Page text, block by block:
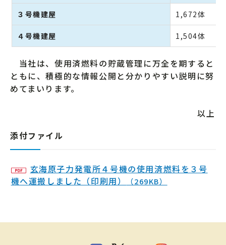
３号機建屋 1,672体
４号機建屋 1,504体
当社は、使用済燃料の貯蔵管理に万全を期すると
ともに、積極的な情報公開と分かりやすい説明に努
めてまいります。
以上
添付ファイル
玄海原子力発電所４号機の使用済燃料を３号
機へ運搬しました（印刷用）
（269KB）